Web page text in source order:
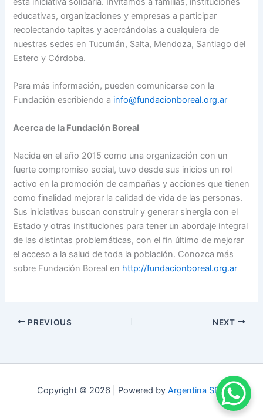
educativas, organizaciones y empresas a participar
recolectando tapitas y acercándolas a cualquiera de
nuestras sedes en Tucumán, Salta, Mendoza, Santiago del
Estero y Córdoba.
Para más información, pueden comunicarse con la
Fundación escribiendo a info@fundacionboreal.org.ar
Acerca de la Fundación Boreal
Nacida en el año 2015 como una organización con un
fuerte compromiso social, tuvo desde sus inicios un rol
activo en la promoción de campañas y acciones que tienen
como finalidad mejorar la calidad de vida de las personas.
Sus iniciativas buscan construir y generar sinergia con el
Estado y otras instituciones para tener un abordaje integral
de las distintas problemáticas, con el fin último de mejorar
el acceso a la salud de toda la población. Conozca más
sobre Fundación Boreal en http://fundacionboreal.org.ar
PREVIOUS NEXT
Copyright © 2026 | Powered by Argentina SDC